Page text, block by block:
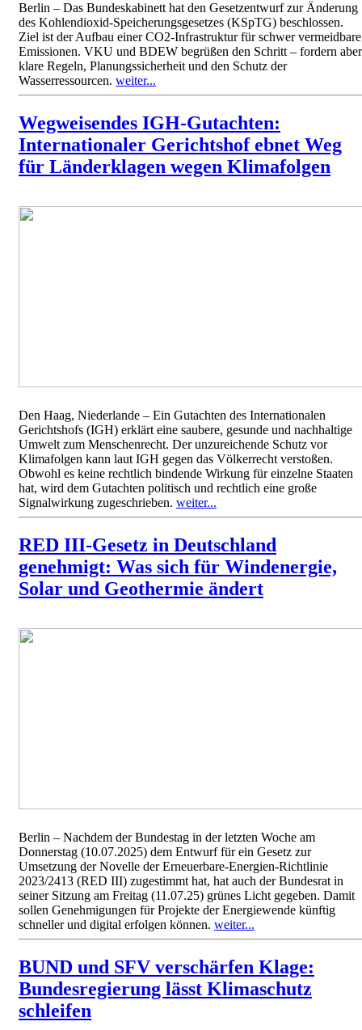
Berlin – Das Bundeskabinett hat den Gesetzentwurf zur Änderung
des Kohlendioxid-Speicherungsgesetzes (KSpTG) beschlossen.
Ziel ist der Aufbau einer CO2-Infrastruktur für schwer vermeidbare
Emissionen. VKU und BDEW begrüßen den Schritt – fordern aber
klare Regeln, Planungssicherheit und den Schutz der
Wasserressourcen. weiter...
Wegweisendes IGH-Gutachten:
Internationaler Gerichtshof ebnet Weg
für Länderklagen wegen Klimafolgen
Den Haag, Niederlande – Ein Gutachten des Internationalen
Gerichtshofs (IGH) erklärt eine saubere, gesunde und nachhaltige
Umwelt zum Menschenrecht. Der unzureichende Schutz vor
Klimafolgen kann laut IGH gegen das Völkerrecht verstoßen.
Obwohl es keine rechtlich bindende Wirkung für einzelne Staaten
hat, wird dem Gutachten politisch und rechtlich eine große
Signalwirkung zugeschrieben. weiter...
RED III-Gesetz in Deutschland
genehmigt: Was sich für Windenergie,
Solar und Geothermie ändert
Berlin – Nachdem der Bundestag in der letzten Woche am
Donnerstag (10.07.2025) dem Entwurf für ein Gesetz zur
Umsetzung der Novelle der Erneuerbare-Energien-Richtlinie
2023/2413 (RED III) zugestimmt hat, hat auch der Bundesrat in
seiner Sitzung am Freitag (11.07.25) grünes Licht gegeben. Damit
sollen Genehmigungen für Projekte der Energiewende künftig
schneller und digital erfolgen können. weiter...
BUND und SFV verschärfen Klage:
Bundesregierung lässt Klimaschutz
schleifen